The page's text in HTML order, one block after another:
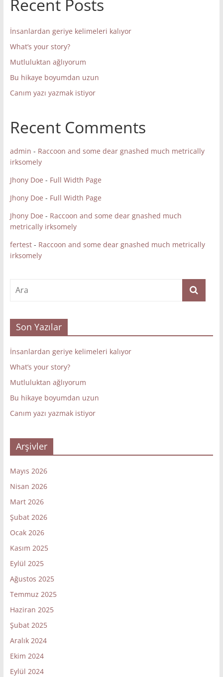
Recent Posts
İnsanlardan geriye kelimeleri kalıyor
What’s your story?
Mutluluktan ağlıyorum
Bu hikaye boyumdan uzun
Canım yazı yazmak istiyor
Recent Comments
admin - Raccoon and some dear gnashed much metrically
irksomely
Jhony Doe - Full Width Page
Jhony Doe - Full Width Page
Jhony Doe - Raccoon and some dear gnashed much
metrically irksomely
fertest- Raccoon and some dear gnashed much metrically
irksomely
Son Yazılar
İnsanlardan geriye kelimeleri kalıyor
What’s your story?
Mutluluktan ağlıyorum
Bu hikaye boyumdan uzun
Canım yazı yazmak istiyor
Arşivler
Mayıs 2026
Nisan 2026
Mart 2026
Şubat 2026
Ocak 2026
Kasım 2025
Eylül 2025
Ağustos 2025
Temmuz 2025
Haziran 2025
Şubat 2025
Aralık 2024
Ekim 2024
Eylül 2024